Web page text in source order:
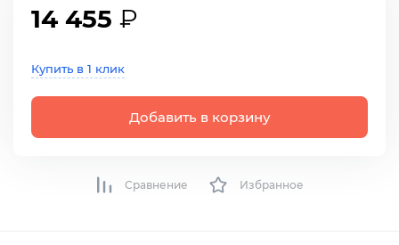
14 455 ₽
Купить в 1 клик
Добавить в корзину
Сравнение Избранное